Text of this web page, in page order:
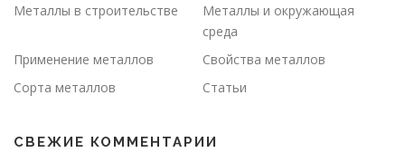
Металлы в строительстве
Металлы и окружающая
среда
Применение металлов
Свойства металлов
Сорта металлов
Статьи
СВЕЖИЕ КОММЕНТАРИИ